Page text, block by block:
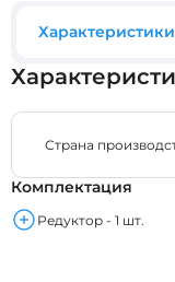
Характеристики
Страна
Комплектация
Редуктор - 1 шт.